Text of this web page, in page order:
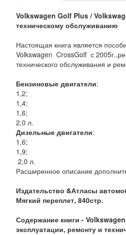
Volkswagen Golf Plus /
техническому обслуживанию
Настоящая книга является
Volkswagen CrossGolf с
технического обслуживания и
Бензиновые двигатели:
1,2;
1,4;
1,6;
2,0 л.
Дизельные двигатели:
1,6;
1,9;
2,0 л.
Расширенное описание
Издательство &Атласы
Мягкий переплет, 840стр.
Содержание книги -
эксплуатации, ремонту и